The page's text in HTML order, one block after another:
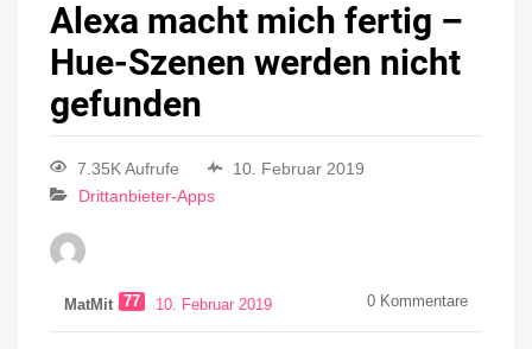
Alexa macht mich fertig –
Hue-Szenen werden nicht
gefunden
7.35K Aufrufe
10. Februar 2019
Drittanbieter-Apps
MatMit 77 10. Februar 2019 0 Kommentare